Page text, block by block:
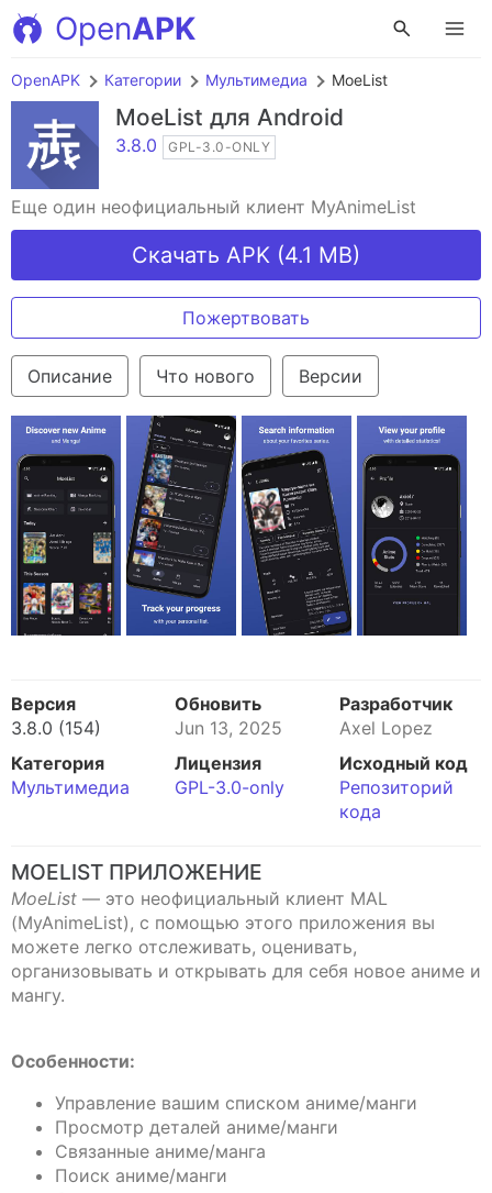
OpenAPK
OpenAPK Категории Мультимедиа MoeList
MoeList для Android
3.8.0 GPL-3.0-ONLY
Еще один неофициальный клиент MyAnimeList
Скачать APK (4.1 MB)
Пожертвовать
Описание Что нового Версии
Версия
3.8.0 (154)
Обновить
Jun 13, 2025
Разработчик
Axel Lopez
Категория
Мультимедиа
Лицензия
GPL-3.0-only
Исходный код
Репозиторий
кода
MOELIST ПРИЛОЖЕНИЕ
MoeList — это неофициальный клиент MAL
(MyAnimeList), с помощью этого приложения вы
можете легко отслеживать, оценивать,
организовывать и открывать для себя новое аниме и
мангу.
Особенности:
Управление вашим списком аниме/манги
Просмотр деталей аниме/манги
Связанные аниме/манга
Поиск аниме/манги